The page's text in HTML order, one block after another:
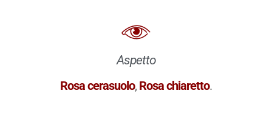
Aspetto
Rosa cerasuolo, Rosa chiaretto.